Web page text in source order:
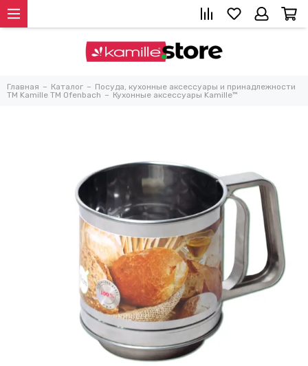
Главная Каталог
Посуда, кухонные аксессуары и принадлежности
TM Kamille TM Ofenbach
Кухонные аксессуары Kamille™